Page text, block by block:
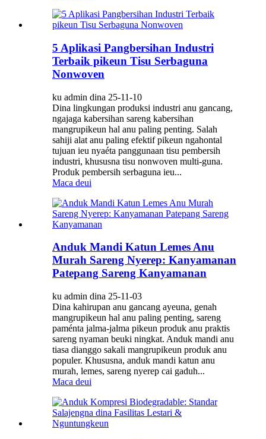
5 Aplikasi Pangbersihan Industri
Terbaik pikeun Tisu Serbaguna
Nonwoven
ku admin dina 25-11-10
Dina lingkungan produksi industri anu gancang,
ngajaga kabersihan sareng kabersihan
mangrupikeun hal anu paling penting. Salah
sahiji alat anu paling efektif pikeun ngahontal
tujuan ieu nyaéta panggunaan tisu pembersih
industri, khususna tisu nonwoven multi-guna.
Produk pembersih serbaguna ieu...
Maca deui
Anduk Mandi Katun Lemes Anu
Murah Sareng Nyerep: Kanyamanan
Patepang Sareng Kanyamanan
ku admin dina 25-11-03
Dina kahirupan anu gancang ayeuna, genah
mangrupikeun hal anu paling penting, sareng
paménta jalma-jalma pikeun produk anu praktis
sareng nyaman beuki ningkat. Anduk mandi anu
tiasa dianggo sakali mangrupikeun produk anu
populer. Khususna, anduk mandi katun anu
murah, lemes, sareng nyerep cai gaduh...
Maca deui